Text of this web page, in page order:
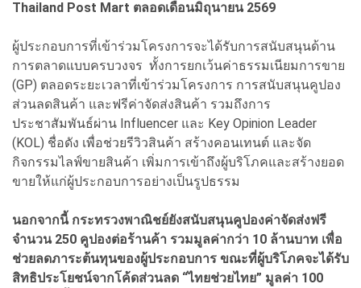
Thailand Post Mart ตลอดเดือนมิถุนายน 2569
ผู้ประกอบการที่เข้าร่วมโครงการจะได้รับการสนับสนุนด้าน
การตลาดแบบครบวงจร ทั้งการยกเว้นค่าธรรมเนียมการขาย
(GP) ตลอดระยะเวลาที่เข้าร่วมโครงการ การสนับสนุนคูปอง
ส่วนลดสินค้า และฟรีค่าจัดส่งสินค้า รวมถึงการ
ประชาสัมพันธ์ผ่าน Influencer และ Key Opinion Leader
(KOL) ชื่อดัง เพื่อช่วยรีวิวสินค้า สร้างคอนเทนต์ และจัด
กิจกรรมไลฟ์ขายสินค้า เพิ่มการเข้าถึงผู้บริโภคและสร้างยอด
ขายให้แก่ผู้ประกอบการอย่างเป็นรูปธรรม
นอกจากนี้ กระทรวงพาณิชย์ยังสนับสนุนคูปองค่าจัดส่งฟรี
จำนวน 250 คูปองต่อร้านค้า รวมมูลค่ากว่า 10 ล้านบาท เพื่อ
ช่วยลดภาระต้นทุนของผู้ประกอบการ ขณะที่ผู้บริโภคจะได้รับ
สิทธิประโยชน์จากโค้ดส่วนลด “ไทยช่วยไทย” มูลค่า 100